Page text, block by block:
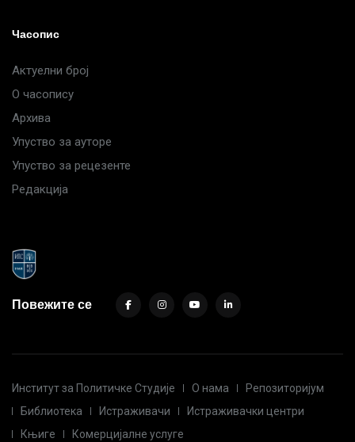
Часопис
Актуелни број
О часопису
Архива
Упуство за ауторе
Упуство за рецезенте
Редакција
Повежите се
Институт за Политичке Студије О нама
Репозиторијум
Библиотека
Истраживачи
Истраживачки центри
Књиге
Комерцијалне услуге